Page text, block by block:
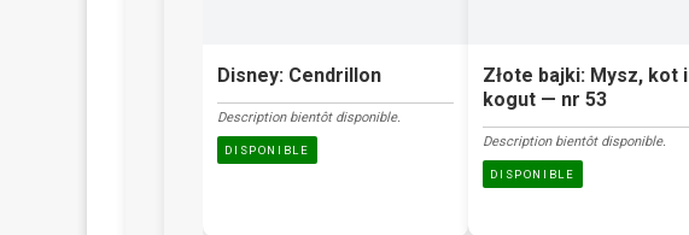
Disney: Cendrillon
Description bientôt disponible.
DISPONIBLE
Złote bajki: Mysz, kot i
kogut — nr 53
Description bientôt disponible.
DISPONIBLE